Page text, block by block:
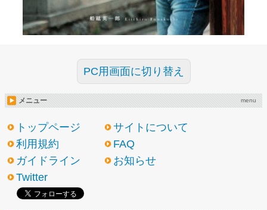
PC用画面に切り替え
メニュー menu
トップページ
サイトについて
利用規約
FAQ
ガイドライン
お知らせ
Twitter